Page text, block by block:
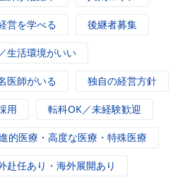
営を学べる 後継者募集
生活環境がいい
医師がいる 独自の経営方針
用 転科OK／未経験歓迎
的医療・高度な医療・特殊医療
赴任あり・海外展開あり